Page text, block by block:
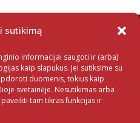
sutikimą
informacijai saugoti ir (arba)
kaip slapukus. Jei sutiksime su
duomenis, tokius kaip
svetainėje. Nesutikimas arba
tam tikras funkcijas ir